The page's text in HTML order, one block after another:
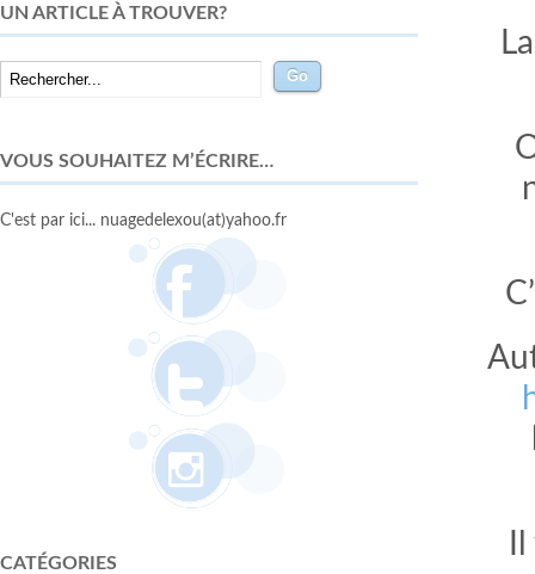
UN ARTICLE À TROUVER?
VOUS SOUHAITEZ M’ÉCRIRE…
C'est par ici... nuagedelexou(at)yahoo.fr
CATÉGORIES